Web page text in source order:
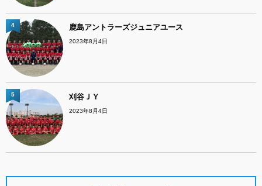
鹿島アントラーズジュニアユース
2023年8月4日
4
刈谷ＪＹ
2023年8月4日
5